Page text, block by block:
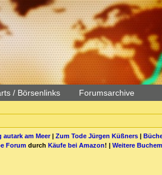
/ Börsenlinks Forumsarchive
autark am Meer| Zum Tode Jürgen Küßners|
Forum durch Käufe bei Amazon! | Weitere